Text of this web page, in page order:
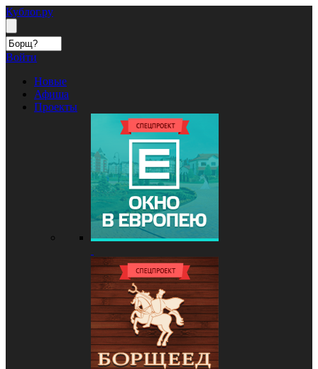
Кублог.ру
Войти
Новые
Афиша
Проекты